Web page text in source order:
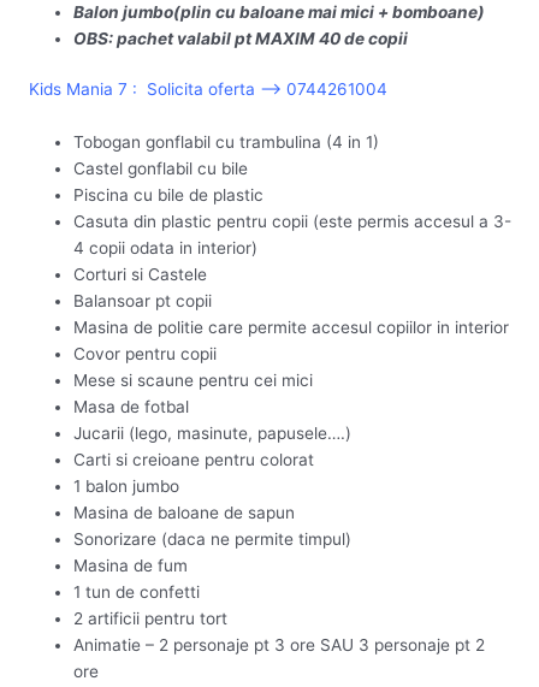
Balon jumbo(plin cu baloane mai mici + bomboane)
OBS: pachet valabil pt MAXIM 40 de copii
Kids Mania 7 : Solicita oferta –> 0744261004
Tobogan gonflabil cu trambulina (4 in 1)
Castel gonflabil cu bile
Piscina cu bile de plastic
Casuta din plastic pentru copii (este permis accesul a 3-
4 copii odata in interior)
Corturi si Castele
Balansoar pt copii
Masina de politie care permite accesul copiilor in interior
Covor pentru copii
Mese si scaune pentru cei mici
Masa de fotbal
Jucarii (lego, masinute, papusele….)
Carti si creioane pentru colorat
1 balon jumbo
Masina de baloane de sapun
Sonorizare (daca ne permite timpul)
Masina de fum
1 tun de confetti
2 artificii pentru tort
Animatie – 2 personaje pt 3 ore SAU 3 personaje pt 2
ore